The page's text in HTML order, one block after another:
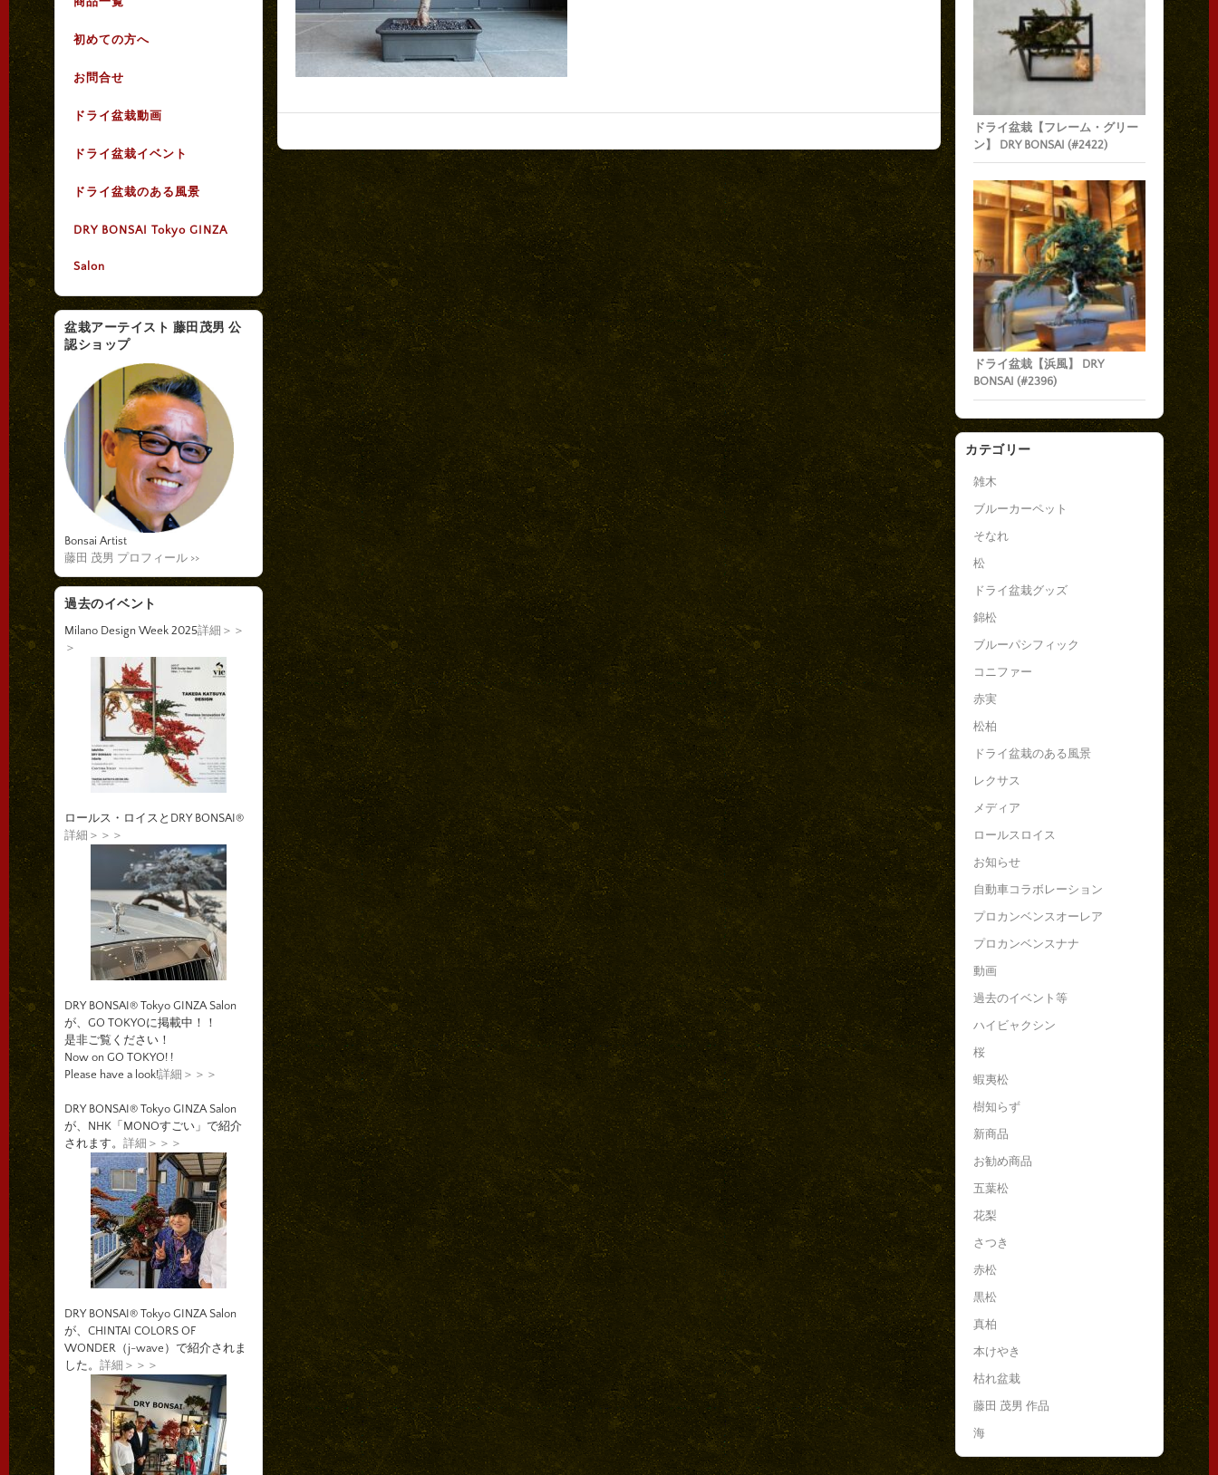
初めての方へ
お問合せ
ドライ盆栽動画
ドライ盆栽イベント
ドライ盆栽のある風景
DRY BONSAI Tokyo GINZA
Salon
ドライ盆栽【フレーム・グリー
ン】 DRY BONSAI (#2422)
ドライ盆栽【浜風】 DRY
BONSAI (#2396)
カテゴリー
雑木
ブルーカーペット
そなれ
松
ドライ盆栽グッズ
錦松
ブルーパシフィック
コニファー
赤実
松柏
ドライ盆栽のある風景
レクサス
メディア
ロールスロイス
お知らせ
自動車コラボレーション
プロカンベンスオーレア
プロカンベンスナナ
動画
過去のイベント等
ハイビャクシン
桜
蝦夷松
樹知らず
新商品
お勧め商品
五葉松
花梨
さつき
赤松
黒松
真柏
本けやき
枯れ盆栽
藤田 茂男 作品
海
盆栽アーテイスト 藤田茂男 公
認ショップ
Bonsai Artist
藤田 茂男 プロフィール >>
過去のイベント
Milano Design Week 2025詳細＞＞
＞
ロールス・ロイスとDRY BONSAI®
詳細＞＞＞
DRY BONSAI® Tokyo GINZA Salon
が、GO TOKYOに掲載中！！
是非ご覧ください！
Now on GO TOKYO! !
Please have a look!詳細＞＞＞
DRY BONSAI® Tokyo GINZA Salon
が、NHK「MONOすごい」で紹介
されます。 詳細＞＞＞
DRY BONSAI® Tokyo GINZA Salon
が、CHINTAI COLORS OF
WONDER（j-wave）で紹介されま
した。 詳細＞＞＞